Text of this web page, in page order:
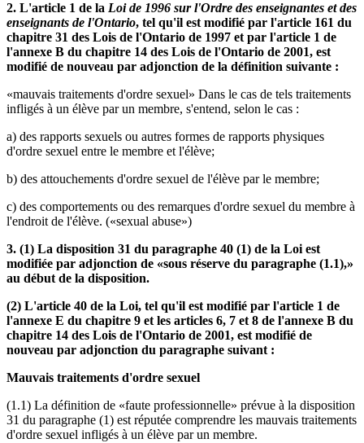
2. L'article 1 de la Loi de 1996 sur l'Ordre des enseignantes et des
enseignants de l'Ontario, tel qu'il est modifié par l'article 161 du
chapitre 31 des Lois de l'Ontario de 1997 et par l'article 1 de
l'annexe B du chapitre 14 des Lois de l'Ontario de 2001, est
modifié de nouveau par adjonction de la définition suivante :
«mauvais traitements d'ordre sexuel» Dans le cas de tels traitements
infligés à un élève par un membre, s'entend, selon le cas :
a) des rapports sexuels ou autres formes de rapports physiques
d'ordre sexuel entre le membre et l'élève;
b) des attouchements d'ordre sexuel de l'élève par le membre;
c) des comportements ou des remarques d'ordre sexuel du membre à
l'endroit de l'élève. («sexual abuse»)
3. (1) La disposition 31 du paragraphe 40 (1) de la Loi est
modifiée par adjonction de «sous réserve du paragraphe (1.1),»
au début de la disposition.
(2) L'article 40 de la Loi, tel qu'il est modifié par l'article 1 de
l'annexe E du chapitre 9 et les articles 6, 7 et 8 de l'annexe B du
chapitre 14 des Lois de l'Ontario de 2001, est modifié de
nouveau par adjonction du paragraphe suivant :
Mauvais traitements d'ordre sexuel
(1.1) La définition de «faute professionnelle» prévue à la disposition
31 du paragraphe (1) est réputée comprendre les mauvais traitements
d'ordre sexuel infligés à un élève par un membre.